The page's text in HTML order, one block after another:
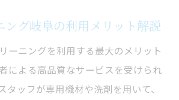
ング岐阜の利用メリット解説
ーニングを利用する最大のメリット
による高品質なサービスを受けられ
タッフが専用機材や洗剤を用いて、